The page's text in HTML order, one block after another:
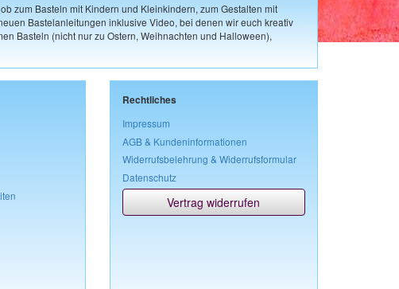
zum Basteln mit Kindern und Kleinkindern, zum Gestalten mit
Bastelanleitungen inklusive Video, bei denen wir euch kreativ
Basteln (nicht nur zu Ostern, Weihnachten und Halloween),
Rechtliches
Impressum
AGB & Kundeninformationen
Widerrufsbelehrung & Widerrufsformular
Datenschutz
Vertrag widerrufen